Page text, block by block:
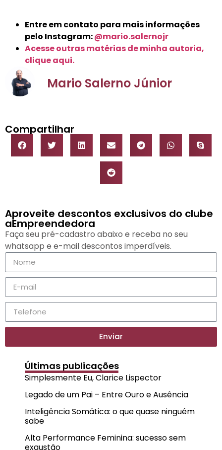
Entre em contato para mais informações
pelo Instagram:@mario.salernojr
Acesse outras matérias de minha autoria,
clique aqui.
Mario Salerno Júnior
Compartilhar
Aproveite descontos exclusivos do clube
aEmpreendedora
Faça seu pré-cadastro abaixo e receba no seu
whatsapp e e-mail descontos imperdíveis.
Enviar
Últimas publicações
Simplesmente Eu, Clarice Lispector
Legado de um Pai – Entre Ouro e Ausência
Inteligência Somática: o que quase ninguém
sabe
Alta Performance Feminina: sucesso sem
exaustão